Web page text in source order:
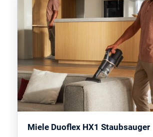
Miele Duoflex HX1 Staubsauger